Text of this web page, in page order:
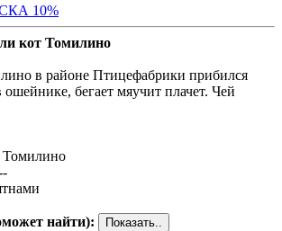
10%
кот Томилино
в районе Птицефабрики прибился
бегает мяучит плачет. Чей
Томилино
найти):